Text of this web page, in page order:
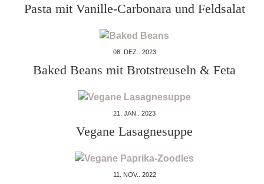
Pasta mit Vanille-Carbonara und Feldsalat
08. DEZ.. 2023
Baked Beans mit Brotstreuseln & Feta
21. JAN.. 2023
Vegane Lasagnesuppe
11. NOV.. 2022